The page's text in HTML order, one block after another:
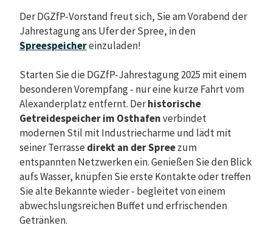
Der DGZfP-Vorstand freut sich, Sie am Vorabend der
Jahrestagung ans Ufer der Spree, in den
Spreespeichereinzuladen!
Starten Sie die DGZfP-Jahrestagung 2025 mit einem
besonderen Vorempfang - nur eine kurze Fahrt vom
Alexanderplatz entfernt. Derhistorische
Getreidespeicher im Osthafenverbindet
modernen Stil mit Industriecharme und lädt mit
seiner Terrassedirekt an der Spreezum
entspannten Netzwerken ein. Genießen Sie den Blick
aufs Wasser, knüpfen Sie erste Kontakte oder treffen
Sie alte Bekannte wieder - begleitet von einem
abwechslungsreichen Buffet und erfrischenden
Getränken.